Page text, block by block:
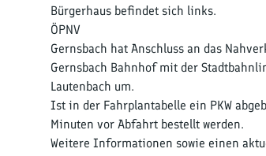
Bürgerhaus befindet sich links.
ÖPNV
Gernsbach hat Anschluss an das
Gernsbach Bahnhof mit der
Lautenbach um.
Ist in der Fahrplantabelle ein PKW
Minuten vor Abfahrt bestellt werden.
Weitere Informationen sowie einen